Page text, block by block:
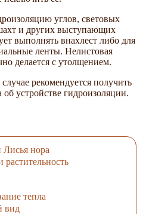
углов, световых
и других выступающих
выполнять внахлест либо для
ленты. Нелистовая
делается с утолщением.
рекомендуется получить
устройстве гидроизоляции.
нора
тепла
вид